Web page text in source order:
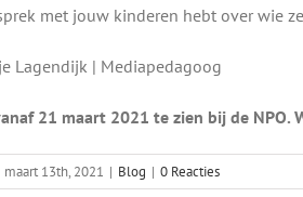
met jouw kinderen hebt over wie
Lagendijk | Mediapedagoog
21 maart 2021 te zien bij de NPO.
maart 13th, 2021 | Blog | 0 Reacties